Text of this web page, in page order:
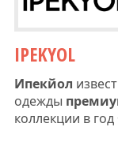
IPEKYOL
Ипекйол
одежды
коллекции в